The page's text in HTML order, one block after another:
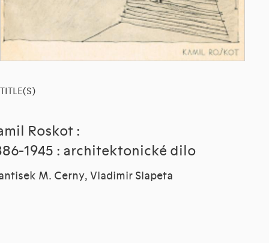
TITLE(S)
Roskot :
1945 : architektonické dilo
M. Cerny, Vladimir Slapeta